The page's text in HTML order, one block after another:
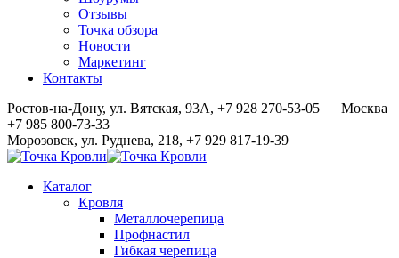
Отзывы
Точка обзора
Новости
Маркетинг
Контакты
Ростов-на-Дону, ул. Вятская, 93А, +7 928 270-53-05 Москва
+7 985 800-73-33
Морозовск, ул. Руднева, 218, +7 929 817-19-39
Каталог
Кровля
Металлочерепица
Профнастил
Гибкая черепица